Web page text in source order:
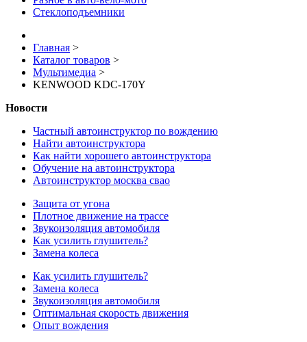
Стеклоподъемники
Главная >
Каталог товаров >
Мультимедиа >
KENWOOD KDC-170Y
Новости
Частный автоинструктор по вождению
Найти автоинструктора
Как найти хорошего автоинструктора
Обучение на автоинструктора
Автоинструктор москва свао
Защита от угона
Плотное движение на трассе
Звукоизоляция автомобиля
Как усилить глушитель?
Замена колеса
Как усилить глушитель?
Замена колеса
Звукоизоляция автомобиля
Оптимальная скорость движения
Опыт вождения